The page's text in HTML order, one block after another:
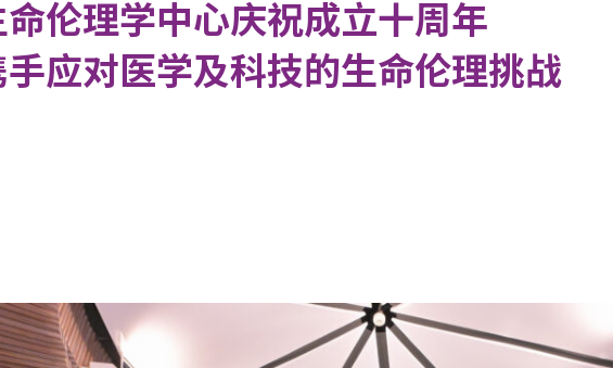
伦理学中心庆祝成立十周年
应对医学及科技的生命伦理挑战